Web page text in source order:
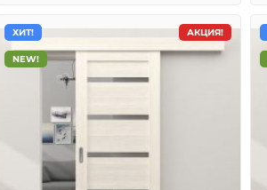
АКЦИЯ!
ХИТ!
NEW!